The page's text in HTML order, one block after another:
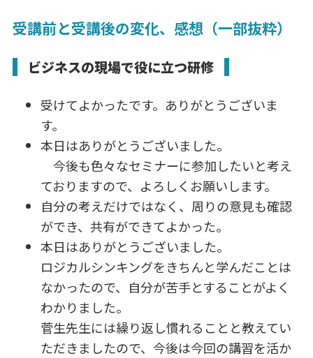
c
e
b
o
o
k
k
e
dI
n
受講前と受講後の変化、感想（一部抜粋）
ビジネスの現場で役に立つ研修
受けてよかったです。ありがとうございま
す。
本日はありがとうございました。
今後も色々なセミナーに参加したいと考え
ておりますので、よろしくお願いします。
自分の考えだけではなく、周りの意見も確認
ができ、共有ができてよかった。
本日はありがとうございました。
ロジカルシンキングをきちんと学んだことは
なかったので、自分が苦手とすることがよく
わかりました。
菅生先生には繰り返し慣れることと教えてい
ただきましたので、今後は今回の講習を活か